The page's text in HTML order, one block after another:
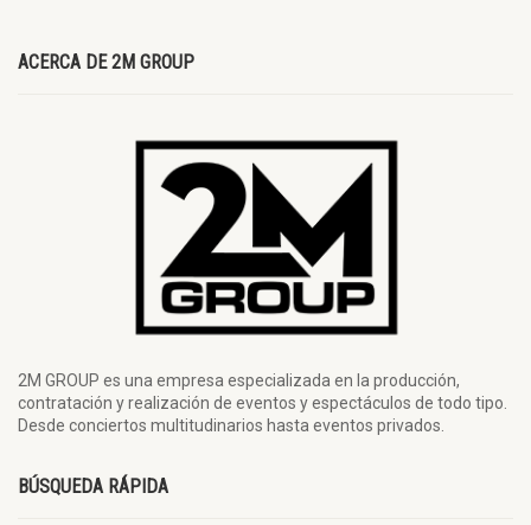
ACERCA DE 2M GROUP
2M GROUP es una empresa especializada en la producción,
contratación y realización de eventos y espectáculos de todo tipo.
Desde conciertos multitudinarios hasta eventos privados.
BÚSQUEDA RÁPIDA